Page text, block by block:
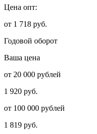
Цена опт:
от 1 718 руб.
Годовой оборот
Ваша цена
от 20 000 рублей
1 920 руб.
от 100 000 рублей
1 819 руб.